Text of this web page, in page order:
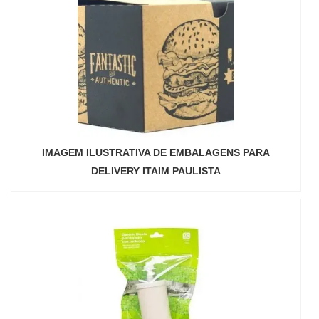
IMAGEM ILUSTRATIVA DE EMBALAGENS PARA
DELIVERY ITAIM PAULISTA